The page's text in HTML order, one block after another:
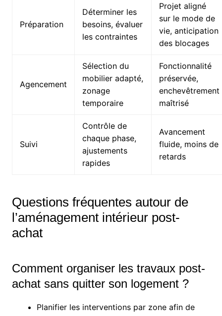
Préparation
Déterminer les
besoins, évaluer
les contraintes
Projet aligné
sur le mode de
vie, anticipation
des blocages
Agencement
Sélection du
mobilier adapté,
zonage
temporaire
Fonctionnalité
préservée,
enchevêtrement
maîtrisé
Suivi
Contrôle de
chaque phase,
ajustements
rapides
Avancement
fluide, moins de
retards
Questions fréquentes autour de
l’aménagement intérieur post-
achat
Comment organiser les travaux post-
achat sans quitter son logement ?
Planifier les interventions par zone afin de